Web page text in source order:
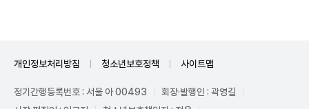
개인정보처리방침 청소년보호정책 사이트맵
정기간행등록번호 : 서울 아 00493
회장·발행인 : 곽영길